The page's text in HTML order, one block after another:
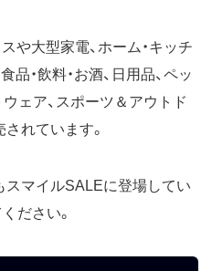
や大型家電、ホーム・キッチ
品・飲料・お酒、日用品、ペッ
ウェア、スポーツ＆アウトド
れています。
スマイルSALEに登場してい
ださい。